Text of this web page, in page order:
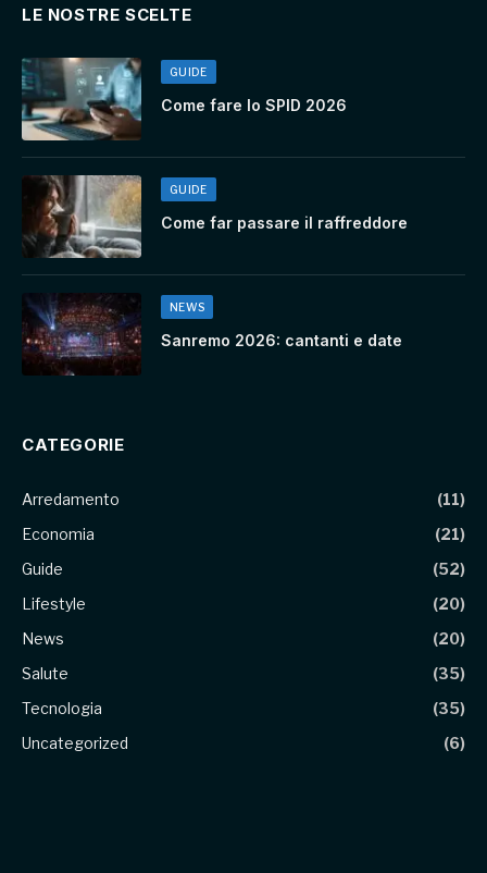
LE NOSTRE SCELTE
GUIDE
Come fare lo SPID 2026
GUIDE
Come far passare il raffreddore
NEWS
Sanremo 2026: cantanti e date
CATEGORIE
Arredamento
(11)
Economia
(21)
Guide
(52)
Lifestyle
(20)
News
(20)
Salute
(35)
Tecnologia
(35)
Uncategorized
(6)